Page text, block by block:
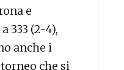
e
333 (2-4),
anche i
che si